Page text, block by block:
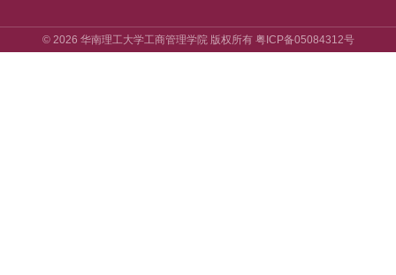
© 2026 华南理工大学工商管理学院 版权所有 粤ICP备05084312号